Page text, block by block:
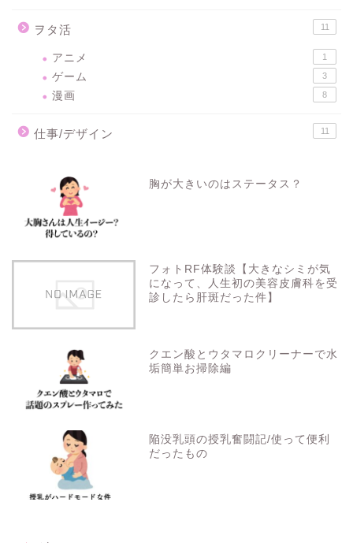
ヲタ活 11
アニメ 1
ゲーム 3
漫画 8
仕事/デザイン 11
胸が大きいのはステータス？
フォトRF体験談【大きなシミが気
になって、人生初の美容皮膚科を受
診したら肝斑だった件】
クエン酸とウタマロクリーナーで水
垢簡単お掃除編
陥没乳頭の授乳奮闘記/使って便利
だったもの